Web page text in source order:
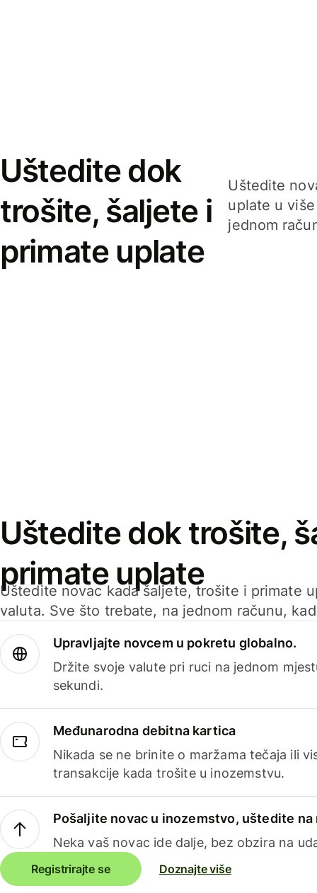
Uštedite dok
trošite, šaljete i
primate uplate
Uštedite
uplate u
jednom
Uštedite dok trošite,
primate uplate
Uštedite novac kada šaljete, trošite i primate
valuta. Sve što trebate, na jednom računu,
Upravljajte novcem u pokretu globalno.
Držite svoje valute pri ruci na jednom
sekundi.
Međunarodna debitna kartica
Nikada se ne brinite o maržama tečaja ili
transakcije kada trošite u inozemstvu.
Pošaljite novac u inozemstvo, uštedite na
Neka vaš novac ide dalje, bez obzira na
Registrirajte se Doznajte više